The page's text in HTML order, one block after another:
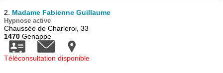
2. Madame Fabienne Guillaume
Hypnose active
Chaussée de Charleroi, 33
1470 Genappe
Téléconsultation disponible